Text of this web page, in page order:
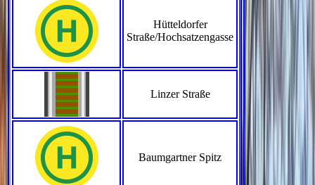
Hütteldorfer
Straße/Hochsatzengasse
Linzer Straße
Baumgartner Spitz